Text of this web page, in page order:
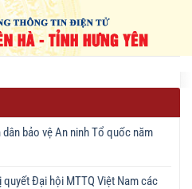
bảo vệ An ninh Tổ quốc năm
Đại hội MTTQ Việt Nam các